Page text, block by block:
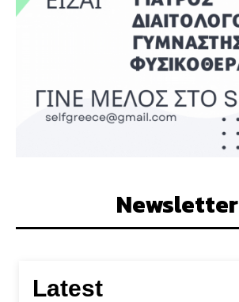
Newsletter
Latest